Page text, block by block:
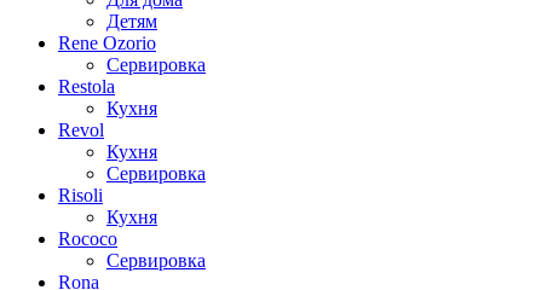
Детям
Rene Ozorio
Сервировка
Restola
Кухня
Revol
Кухня
Сервировка
Risoli
Кухня
Rococo
Сервировка
Rona